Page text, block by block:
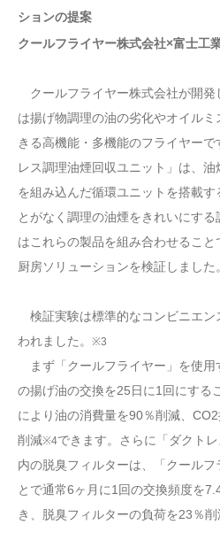
ションの提案
クールフライヤー株式会社×富士工
クールフライヤー株式会社が開発
は揚げ物調理の油の劣化やオイル
きる高機能・多機能のフライヤー
レス調理油煙回収ユニット」は、
を組み込んだ循環ユニットを搭載す
とがなく調理の油煙をきれいにす
はこれらの製品を組み合わせるこ
厨房ソリューションを検証しました。
検証実験は標準的なコンビニエン
われました。 ※3
まず「クールフライヤー」を使用
の揚げ油の交換を25日に1回にする
により油の消費量を90％削減、
削減※4できます。さらに「ダクト
内の脱臭フィルターは、「クールフ
とで通常6ヶ月に1回の交換頻度を
き、脱臭フィルターの負荷を23％削